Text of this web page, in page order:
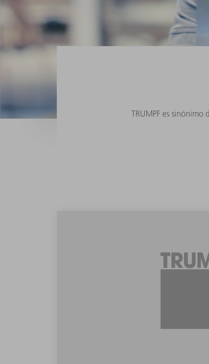
TRUMPF es sinónimo